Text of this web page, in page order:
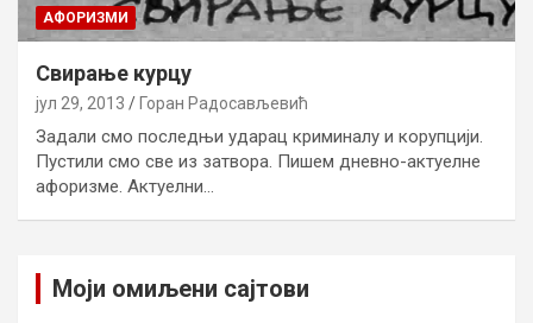
AФОРИЗМИ
Свирање курцу
јул 29, 2013 Горан Радосављевић
Задали смо последњи ударац криминалу и корупцији.
Пустили смо све из затвора. Пишем дневно-актуелне
афоризме. Актуелни…
Моји омиљени сајтови